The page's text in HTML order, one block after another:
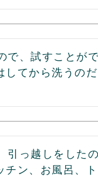
で、試すことが
してから洗うの
っ越しをしたの
チン、お風呂、